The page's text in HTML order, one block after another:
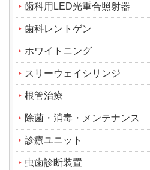
歯科用LED光重合照射器
歯科レントゲン
ホワイトニング
スリーウェイシリンジ
根管治療
除菌・消毒・メンテナンス
診療ユニット
虫歯診断装置